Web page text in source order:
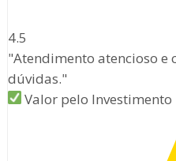
4.5
"Atendimento atencioso e
dúvidas."
Valor pelo Investimento